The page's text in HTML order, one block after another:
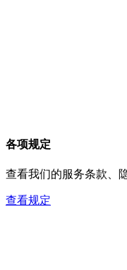
各项规定
查看我们的服务条款、
查看规定